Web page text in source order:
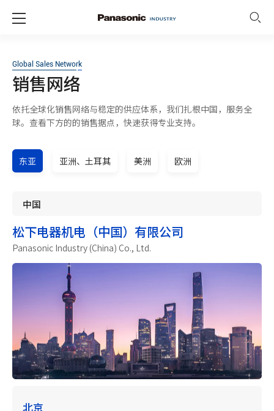
Global Sales Network
销售网络
依托全球化销售网络与稳定的供应体系，我们扎根中国，服务全
球。查看下方的的销售据点，快速获得专业支持。
东亚 亚洲、土耳其 美洲 欧洲
中国
松下电器机电（中国）有限公司
Panasonic Industry (China) Co., Ltd.
北京